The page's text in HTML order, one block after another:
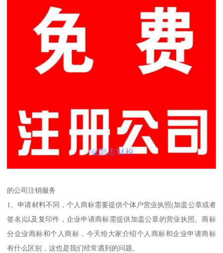
的公司注销服务
1、申请材料不同，个人商标需要提供个体户营业执照(加盖公章或者
签名)以及复印件，企业申请商标需提供加盖公章的营业执照。商标
分企业商标和个人商标，今天给大家介绍个人商标和企业申请商标
有什么区别，这也是我们经常遇到的问题。